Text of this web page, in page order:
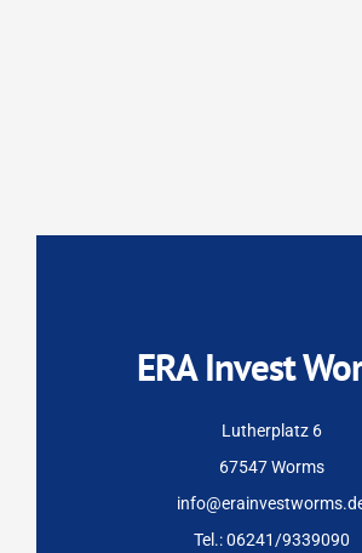
ERA Invest
Lutherplatz 6
67547 Worms
Tel.: 06241/9339090